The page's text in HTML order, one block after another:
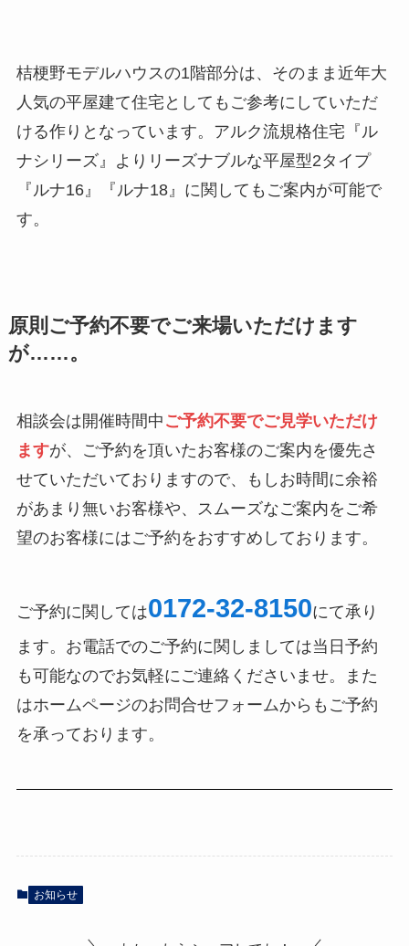
桔梗野モデルハウスの1階部分は、そのまま近年大
人気の平屋建て住宅としてもご参考にしていただ
ける作りとなっています。アルク流規格住宅『ル
ナシリーズ』よりリーズナブルな平屋型2タイプ
『ルナ16』『ルナ18』に関してもご案内が可能で
す。
原則ご予約不要でご来場いただけます
が……。
相談会は開催時間中 ご予約不要でご見学いただけ
ますが、ご予約を頂いたお客様のご案内を優先さ
せていただいておりますので、もしお時間に余裕
があまり無いお客様や、スムーズなご案内をご希
望のお客様にはご予約をおすすめしております。
ご予約に関しては0172-32-8150にて承り
ます。お電話でのご予約に関しましては当日予約
も可能なのでお気軽にご連絡くださいませ。また
はホームページのお問合せフォームからもご予約
を承っております。
お知らせ